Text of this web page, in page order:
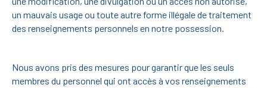
un mauvais usage ou toute autre forme illégale de traitement
des renseignements personnels en notre possession.
Nous avons pris des mesures pour garantir que les seuls
membres du personnel qui ont accès à vos renseignements